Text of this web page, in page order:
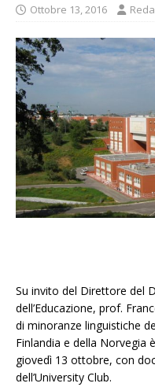
Ottobre 13, 2016
Su invito del Direttore del
dell’Educazione, prof.
di minoranze linguistiche
Finlandia e della Norvegia
giovedì 13 ottobre, con
dell’University Club.